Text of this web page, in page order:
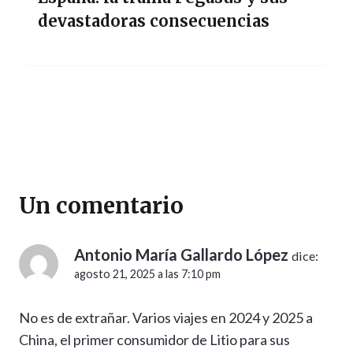
devastadoras consecuencias
Un comentario
Antonio María Gallardo López dice:
agosto 21, 2025 a las 7:10 pm
No es de extrañar. Varios viajes en 2024 y 2025 a
China, el primer consumidor de Litio para sus